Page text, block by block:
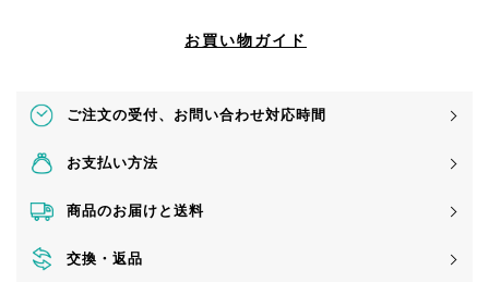
お買い物ガイド
ご注文の受付、 お問い合わせ対応時間
お支払い方法
商品のお届けと送料
交換・返品